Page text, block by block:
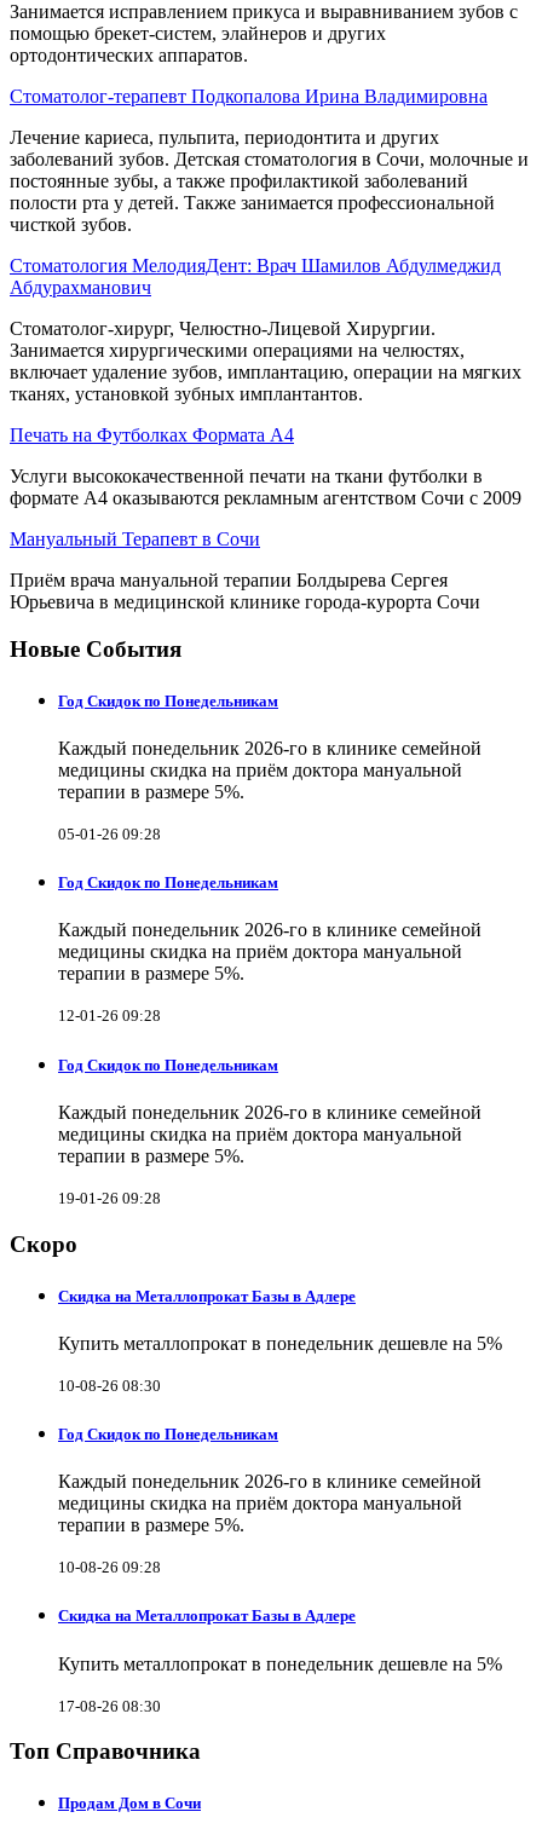
Занимается исправлением прикуса и выравниванием зубов с
помощью брекет-систем, элайнеров и других
ортодонтических аппаратов.
Стоматолог-терапевт Подкопалова Ирина Владимировна
Лечение кариеса, пульпита, периодонтита и других
заболеваний зубов. Детская стоматология в Сочи, молочные и
постоянные зубы, а также профилактикой заболеваний
полости рта у детей. Также занимается профессиональной
чисткой зубов.
Стоматология МелодияДент: Врач Шамилов Абдулмеджид
Абдурахманович
Стоматолог-хирург, Челюстно-Лицевой Хирургии.
Занимается хирургическими операциями на челюстях,
включает удаление зубов, имплантацию, операции на мягких
тканях, установкой зубных имплантантов.
Печать на Футболках Формата А4
Услуги высококачественной печати на ткани футболки в
формате А4 оказываются рекламным агентством Сочи с 2009
Мануальный Терапевт в Сочи
Приём врача мануальной терапии Болдырева Сергея
Юрьевича в медицинской клинике города-курорта Сочи
Новые События
Год Скидок по Понедельникам
Каждый понедельник 2026-го в клинике семейной
медицины скидка на приём доктора мануальной
терапии в размере 5%.
05-01-26 09:28
Год Скидок по Понедельникам
Каждый понедельник 2026-го в клинике семейной
медицины скидка на приём доктора мануальной
терапии в размере 5%.
12-01-26 09:28
Год Скидок по Понедельникам
Каждый понедельник 2026-го в клинике семейной
медицины скидка на приём доктора мануальной
терапии в размере 5%.
19-01-26 09:28
Скоро
Скидка на Металлопрокат Базы в Адлере
Купить металлопрокат в понедельник дешевле на 5%
10-08-26 08:30
Год Скидок по Понедельникам
Каждый понедельник 2026-го в клинике семейной
медицины скидка на приём доктора мануальной
терапии в размере 5%.
10-08-26 09:28
Скидка на Металлопрокат Базы в Адлере
Купить металлопрокат в понедельник дешевле на 5%
17-08-26 08:30
Топ Справочника
Продам Дом в Сочи